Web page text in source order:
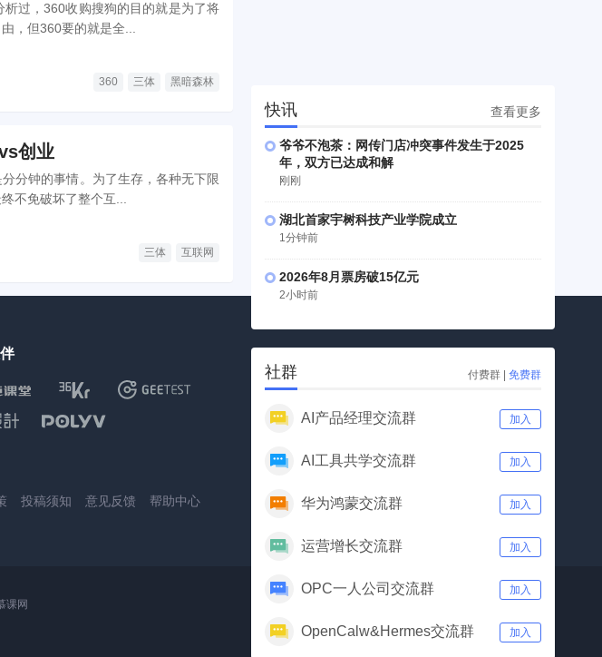
过，360收购搜狗的目的就是为了将
，但360要的就是全...
360 三体 黑暗森林
创业
分钟的事情。为了生存，各种无下限
不免破坏了整个互...
三体 互联网
快讯 查看更多
爷爷不泡茶：网传门店冲突事件发生于2025
年，双方已达成和解
刚刚
湖北首家宇树科技产业学院成立
1分钟前
2026年8月票房破15亿元
2小时前
社群 付费群 | 免费群
AI产品经理交流群 加入
AI工具共学交流群 加入
华为鸿蒙交流群 加入
运营增长交流群 加入
OPC一人公司交流群 加入
OpenCalw&Hermes交流群 加入
投稿须知 意见反馈 帮助中心
课网